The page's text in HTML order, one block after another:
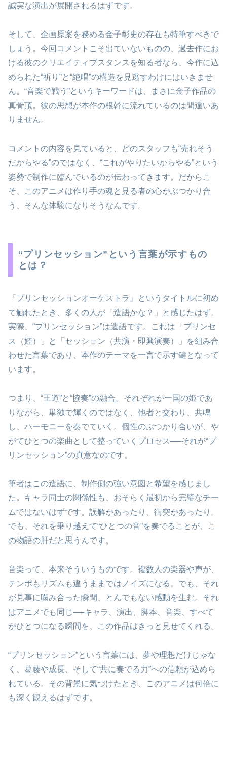
誠実な演出が展開されるはずです。
そして、企画原案を務める金子彰史の存在も特筆すべきで
しょう。今回コメントこそ出ていないものの、過去作にお
ける彼のクリエイティブスタンスを知る者なら、今作に込
められた“祈り”と“絶唱”の構造を見逃すわけにはいきませ
ん。“音楽で戦う”というキーワードは、まさに金子作品の
真骨頂。彼の思想が本作の根幹に流れているのは間違いあ
りません。
コメントの内容を見ていると、どのスタッフも“売れそう
だからやる”のではなく、“これがやりたいからやる”という
姿勢で制作に臨んでいるのが伝わってきます。だからこ
そ、このアニメは作り手の魂と見る者の心がぶつかり合
う、そんな体験になりそうなんです。
“プリンセッション”という言葉が示すもの
とは？
『プリンセッションオーケストラ』というタイトルに初め
て触れたとき、多くの人が「造語かな？」と感じたはず。
実際、“プリンセッション”は造語です。これは「プリンセ
ス（姫）」と「セッション（共演・即興演奏）」を組み合
わせた言葉であり、本作のテーマを一言で示す鍵となって
います。
つまり、“王道”と“協奏”の融合。それぞれが一国の姫であ
りながら、単独で輝くのではなく、他者と交わり、共鳴
し、ハーモニーを奏でていく。個性のぶつかり合いが、や
がてひとつの楽曲として整っていくプロセス──それが“プ
リンセッション”の真意なのです。
筆者はこの造語に、制作側の強い意図と希望を感じまし
た。キャラ同士の関係性も、おそらく最初から完璧なチー
ムではないはずです。誤解があったり、衝突があったり。
でも、それを乗り越えて“ひとつの音”を奏でることが、こ
の物語の肝だと思うんです。
音楽って、本来そういうものです。複数人の楽器や声が、
テンポもリズムも違うままではノイズになる。でも、それ
が見事に噛み合った瞬間、とんでもない感動を生む。それ
はアニメでも同じ──キャラ、演出、脚本、音楽、すべて
がひとつになる瞬間を、この作品はきっと見せてくれる。
“プリンセッション”という言葉には、夢や理想だけじゃな
く、葛藤や成長、そして“共に奏でる力”への信頼が込めら
れている。その背景に気づけたとき、このアニメは何倍に
も深く観えるはずです。